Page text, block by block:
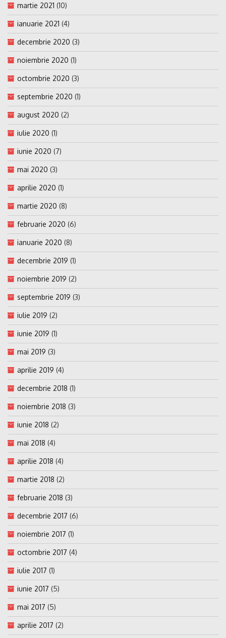
martie 2021 (10)
ianuarie 2021 (4)
decembrie 2020 (3)
noiembrie 2020 (1)
octombrie 2020 (3)
septembrie 2020 (1)
august 2020 (2)
iulie 2020 (1)
iunie 2020 (7)
mai 2020 (3)
aprilie 2020 (1)
martie 2020 (8)
februarie 2020 (6)
ianuarie 2020 (8)
decembrie 2019 (1)
noiembrie 2019 (2)
septembrie 2019 (3)
iulie 2019 (2)
iunie 2019 (1)
mai 2019 (3)
aprilie 2019 (4)
decembrie 2018 (1)
noiembrie 2018 (3)
iunie 2018 (2)
mai 2018 (4)
aprilie 2018 (4)
martie 2018 (2)
februarie 2018 (3)
decembrie 2017 (6)
noiembrie 2017 (1)
octombrie 2017 (4)
iulie 2017 (1)
iunie 2017 (5)
mai 2017 (5)
aprilie 2017 (2)